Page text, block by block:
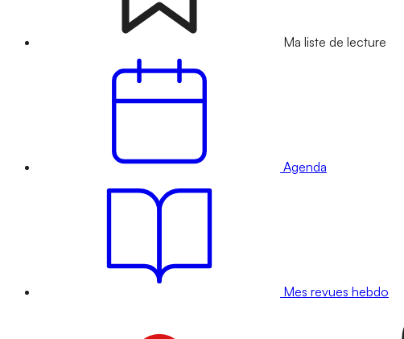
Ma liste de lecture
Agenda
Mes revues hebdo